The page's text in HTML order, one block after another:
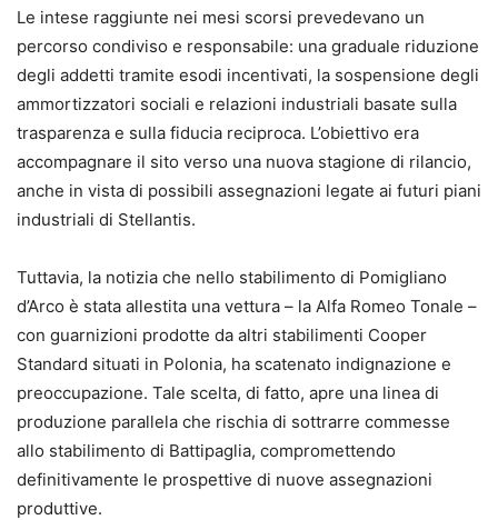
Le intese raggiunte nei mesi scorsi prevedevano un
percorso condiviso e responsabile: una graduale riduzione
degli addetti tramite esodi incentivati, la sospensione degli
ammortizzatori sociali e relazioni industriali basate sulla
trasparenza e sulla fiducia reciproca. L’obiettivo era
accompagnare il sito verso una nuova stagione di rilancio,
anche in vista di possibili assegnazioni legate ai futuri piani
industriali di Stellantis.
Tuttavia, la notizia che nello stabilimento di Pomigliano
d’Arco è stata allestita una vettura – la Alfa Romeo Tonale –
con guarnizioni prodotte da altri stabilimenti Cooper
Standard situati in Polonia, ha scatenato indignazione e
preoccupazione. Tale scelta, di fatto, apre una linea di
produzione parallela che rischia di sottrarre commesse
allo stabilimento di Battipaglia, compromettendo
definitivamente le prospettive di nuove assegnazioni
produttive.